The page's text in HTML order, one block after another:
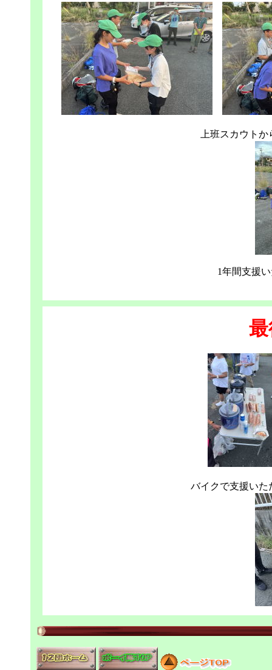
上班スカウト
1年間支援
バイクで支援いた